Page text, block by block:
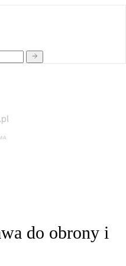
do obrony i